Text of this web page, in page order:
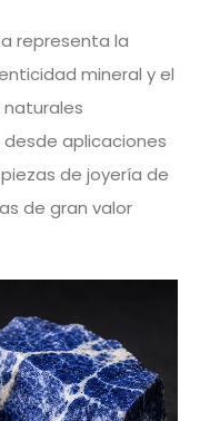
representa la
mineral y el
aplicaciones
de joyería de
de gran valor